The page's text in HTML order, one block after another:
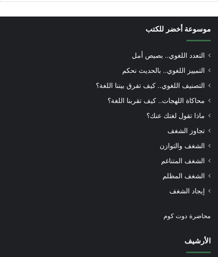
موسوعة أخضر للكتب
التعدد اللغوي.. بصيص أمل
التمييز اللغوي.. بالحديث نحكم
التصنيف اللغوي.. كيف تفرق بيننا اللغة؟
محاكاة اللهجات.. كيف تقربنا اللغة؟
ماذا تقول لغتك عنك؟
تجاوز الشغف
الشغف والتوازن
الشغف المتناغم
الشغف المظلم
إيجاد الشغف
محاضرة دوت كوم
الأرشيف